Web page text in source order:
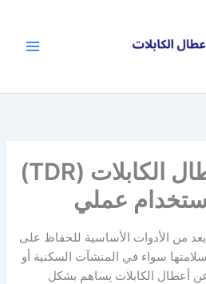
جهاز تحديد أعطال الكابلات (TDR)
عملي
من الأدوات الأساسية للحفاظ على
سواء في المنشآت السكنية أو
أعطال الكابلات يساهم بشكل